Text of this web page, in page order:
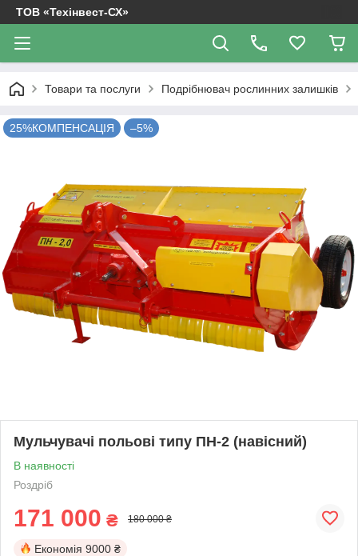
ТОВ «Техінвест-СХ»
Товари та послуги Подрібнювач рослинних залишків
25%КОМПЕНСАЦІЯ –5%
Мульчувачі польові типу ПН-2 (навісний)
В наявності
Роздріб
171 000 ₴ 180 000 ₴
Економія 9000 ₴